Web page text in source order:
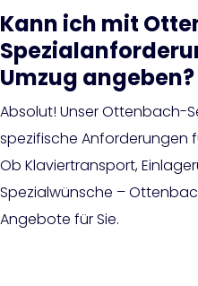
Kann ich mit
Umzug angeben?
Absolut! Unser Ottenbach-
spezifische Anforderungen
Ob Klaviertransport,
Spezialwünsche –
Angebote für Sie.